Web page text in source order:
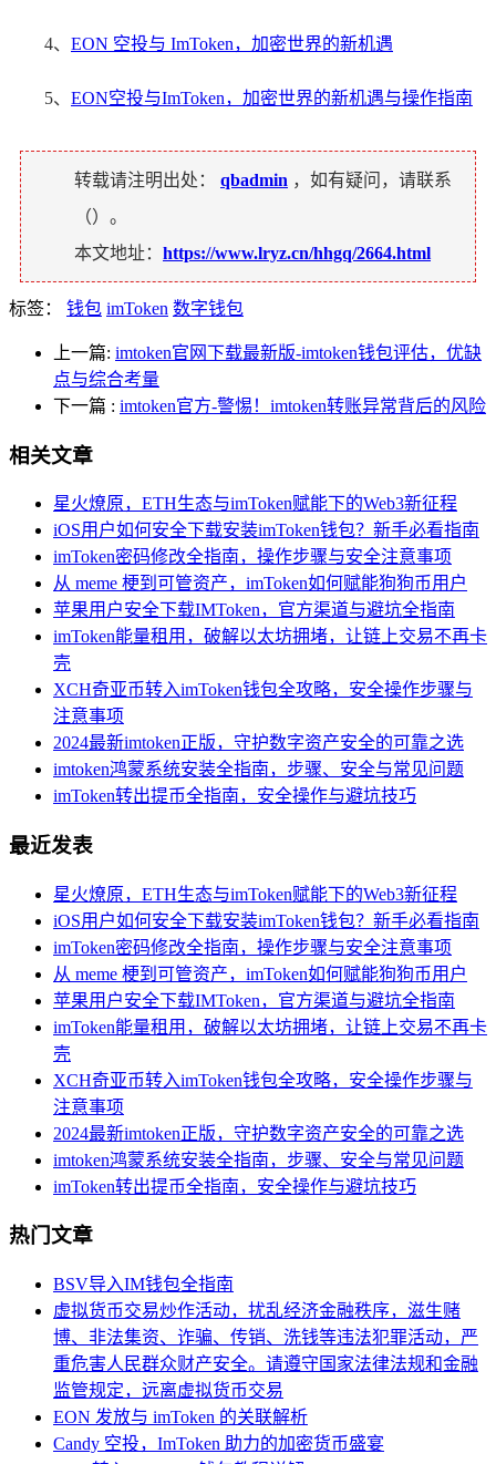
4、 EON 空投与 ImToken，加密世界的新机遇
5、 EON空投与ImToken，加密世界的新机遇与操作指南
转载请注明出处： qbadmin ，如有疑问，请联系
（）。
本文地址： https://www.lryz.cn/hhgq/2664.html
标签： 钱包 imToken 数字钱包
上一篇: imtoken官网下载最新版-imtoken钱包评估，优缺
点与综合考量
下一篇 : imtoken官方-警惕！imtoken转账异常背后的风险
相关文章
星火燎原，ETH生态与imToken赋能下的Web3新征程
iOS用户如何安全下载安装imToken钱包？新手必看指南
imToken密码修改全指南，操作步骤与安全注意事项
从 meme 梗到可管资产，imToken如何赋能狗狗币用户
苹果用户安全下载IMToken，官方渠道与避坑全指南
imToken能量租用，破解以太坊拥堵，让链上交易不再卡
壳
XCH奇亚币转入imToken钱包全攻略，安全操作步骤与
注意事项
2024最新imtoken正版，守护数字资产安全的可靠之选
imtoken鸿蒙系统安装全指南，步骤、安全与常见问题
imToken转出提币全指南，安全操作与避坑技巧
最近发表
星火燎原，ETH生态与imToken赋能下的Web3新征程
iOS用户如何安全下载安装imToken钱包？新手必看指南
imToken密码修改全指南，操作步骤与安全注意事项
从 meme 梗到可管资产，imToken如何赋能狗狗币用户
苹果用户安全下载IMToken，官方渠道与避坑全指南
imToken能量租用，破解以太坊拥堵，让链上交易不再卡
壳
XCH奇亚币转入imToken钱包全攻略，安全操作步骤与
注意事项
2024最新imtoken正版，守护数字资产安全的可靠之选
imtoken鸿蒙系统安装全指南，步骤、安全与常见问题
imToken转出提币全指南，安全操作与避坑技巧
热门文章
BSV导入IM钱包全指南
虚拟货币交易炒作活动，扰乱经济金融秩序，滋生赌
博、非法集资、诈骗、传销、洗钱等违法犯罪活动，严
重危害人民群众财产安全。请遵守国家法律法规和金融
监管规定，远离虚拟货币交易
EON 发放与 imToken 的关联解析
Candy 空投，ImToken 助力的加密货币盛宴